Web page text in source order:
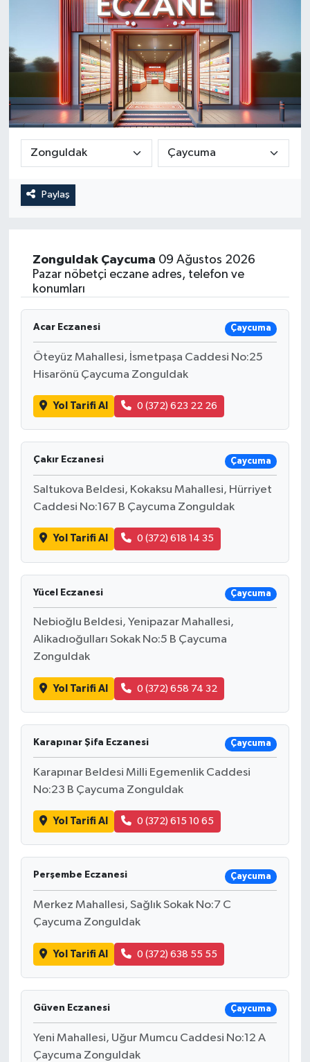
Paylaş
Zonguldak Çaycuma 09 Ağustos 2026
Pazar nöbetçi eczane adres, telefon ve
konumları
Acar Eczanesi Çaycuma
Öteyüz Mahallesi, İsmetpaşa Caddesi No:25
Hisarönü Çaycuma Zonguldak
Yol Tarifi Al 0 (372) 623 22 26
Çakır Eczanesi Çaycuma
Saltukova Beldesi, Kokaksu Mahallesi, Hürriyet
Caddesi No:167 B Çaycuma Zonguldak
Yol Tarifi Al 0 (372) 618 14 35
Yücel Eczanesi Çaycuma
Nebioğlu Beldesi, Yenipazar Mahallesi,
Alikadıoğulları Sokak No:5 B Çaycuma
Zonguldak
Yol Tarifi Al 0 (372) 658 74 32
Karapınar Şifa Eczanesi Çaycuma
Karapınar Beldesi Milli Egemenlik Caddesi
No:23 B Çaycuma Zonguldak
Yol Tarifi Al 0 (372) 615 10 65
Perşembe Eczanesi Çaycuma
Merkez Mahallesi, Sağlık Sokak No:7 C
Çaycuma Zonguldak
Yol Tarifi Al 0 (372) 638 55 55
Güven Eczanesi Çaycuma
Yeni Mahallesi, Uğur Mumcu Caddesi No:12 A
Çaycuma Zonguldak